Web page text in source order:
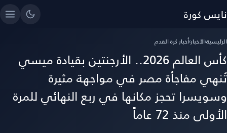
نايس كورة
الرئيسية›الأخبار›أخبار كرة القدم
كأس العالم 2026.. الأرجنتين بقيادة ميسي
تُنهي مفاجأة مصر في مواجهة مثيرة
وسويسرا تحجز مكانها في ربع النهائي للمرة
الأولى منذ 72 عاماً